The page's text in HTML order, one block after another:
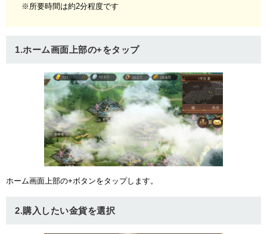
ュー
※所要時間は約2分程度です
1.ホーム画面上部の+をタップ
ホーム画面上部の+ボタンをタップします。
2.購入したい金貨を選択